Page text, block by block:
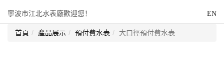
寧波市江北水表廠歡迎您！ EN
首頁 產品展示 預付費水表 大口徑預付費水表